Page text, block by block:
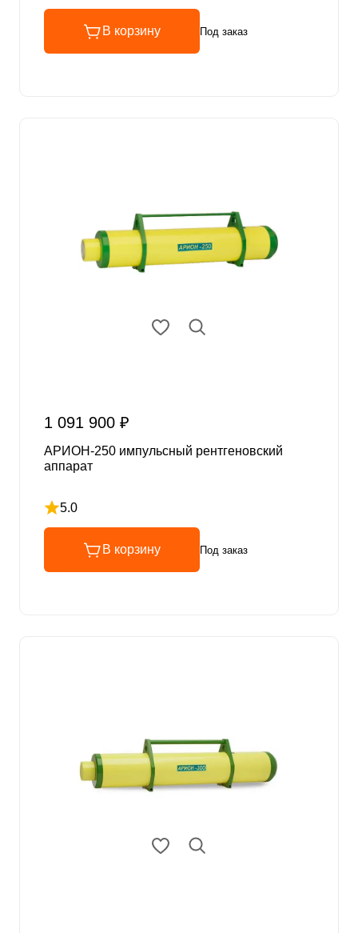
В корзину Под заказ
1 091 900 ₽
АРИОН-250 импульсный рентгеновский
аппарат
5.0
Рейтинг 5 из 5
В корзину Под заказ